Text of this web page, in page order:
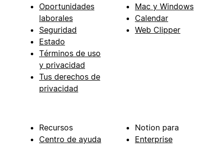
Oportunidades
laborales
Seguridad
Estado
Términos de uso
y privacidad
Tus derechos de
privacidad
Mac y Windows
Calendar
Web Clipper
Recursos
Centro de ayuda
Notion para
Enterprise